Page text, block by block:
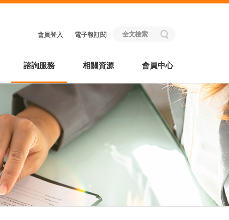
諮詢服務 相關資源 會員中心
會員登入 電子報訂閱